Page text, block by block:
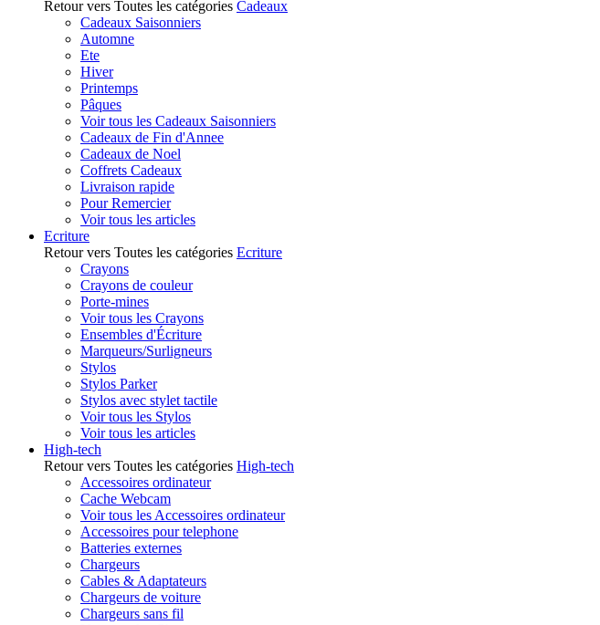
Retour vers Toutes les catégories Cadeaux
Cadeaux Saisonniers
Automne
Ete
Hiver
Printemps
Pâques
Voir tous les Cadeaux Saisonniers
Cadeaux de Fin d'Annee
Cadeaux de Noel
Coffrets Cadeaux
Livraison rapide
Pour Remercier
Voir tous les articles
Ecriture
Retour vers Toutes les catégories Ecriture
Crayons
Crayons de couleur
Porte-mines
Voir tous les Crayons
Ensembles d'Écriture
Marqueurs/Surligneurs
Stylos
Stylos Parker
Stylos avec stylet tactile
Voir tous les Stylos
Voir tous les articles
High-tech
Retour vers Toutes les catégories High-tech
Accessoires ordinateur
Cache Webcam
Voir tous les Accessoires ordinateur
Accessoires pour telephone
Batteries externes
Chargeurs
Cables & Adaptateurs
Chargeurs de voiture
Chargeurs sans fil